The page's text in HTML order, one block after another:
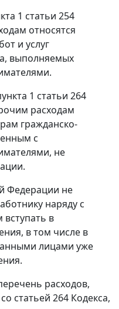
1 статьи 254
относятся
и услуг
выполняемых
1 статьи 264
расходам
гражданско-
с
не
Федерации не
наряду с
в
в том числе в
лицами уже
расходов,
статьей 264 Кодекса,